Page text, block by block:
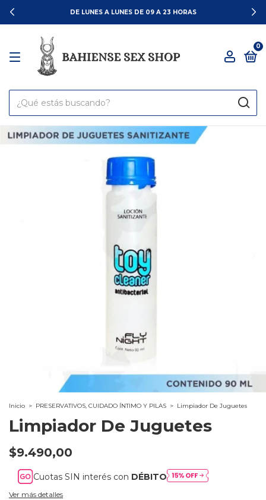
DE LUNES A LUNES DE 09 A 23 HORAS
0
Inicio > PRESERVATIVOS, CUIDADO ÍNTIMO Y PILAS > Limpiador De Juguetes
Limpiador De Juguetes
$9.490,00
Cuotas SIN interés con DÉBITO
Ver más detalles